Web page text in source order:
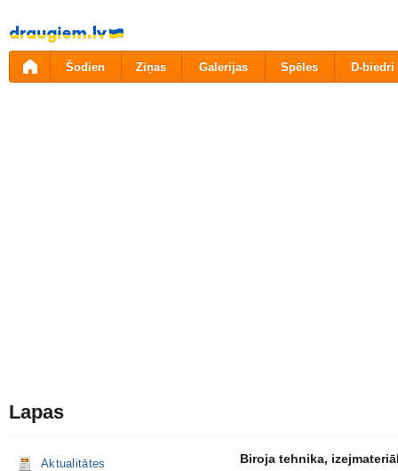
Pāriet
uz
saturu
Šodien Ziņas Galerijas Spēles D-biedri
Lapas
Aktualitātes
Biroja tehnika,